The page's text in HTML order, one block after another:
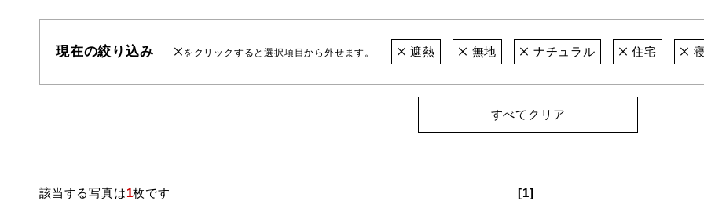
現在の絞り込み をクリックすると選択項目から外せます。 遮熱 無地 ナチュラル 住宅
すべてクリア
該当する写真は1枚です [1]